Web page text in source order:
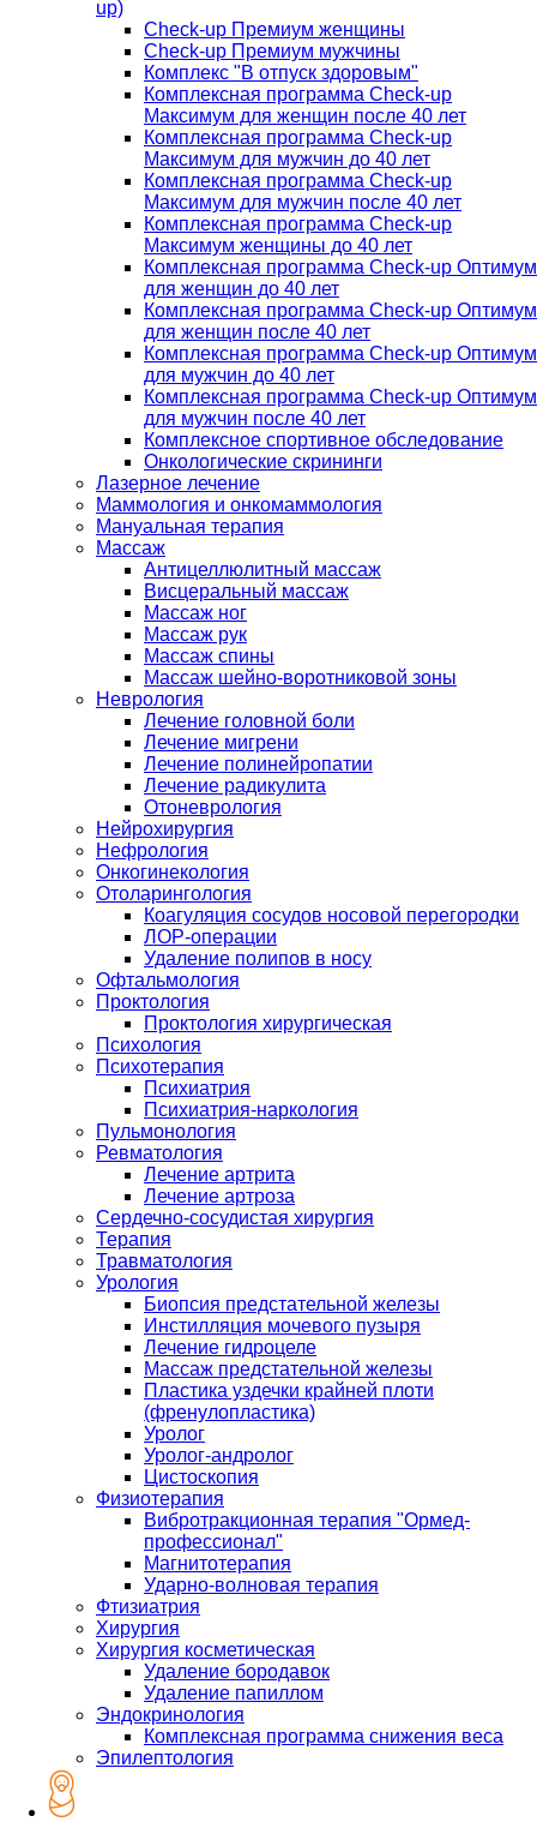
up)
Check-up Премиум женщины
Check-up Премиум мужчины
Комплекс "В отпуск здоровым"
Комплексная программа Check-up
Максимум для женщин после 40 лет
Комплексная программа Check-up
Максимум для мужчин до 40 лет
Комплексная программа Check-up
Максимум для мужчин после 40 лет
Комплексная программа Check-up
Максимум женщины до 40 лет
Комплексная программа Check-up Оптимум
для женщин до 40 лет
Комплексная программа Check-up Оптимум
для женщин после 40 лет
Комплексная программа Check-up Оптимум
для мужчин до 40 лет
Комплексная программа Check-up Оптимум
для мужчин после 40 лет
Комплексное спортивное обследование
Онкологические скрининги
Лазерное лечение
Маммология и онкомаммология
Мануальная терапия
Массаж
Антицеллюлитный массаж
Висцеральный массаж
Массаж ног
Массаж рук
Массаж спины
Массаж шейно-воротниковой зоны
Неврология
Лечение головной боли
Лечение мигрени
Лечение полинейропатии
Лечение радикулита
Отоневрология
Нейрохирургия
Нефрология
Онкогинекология
Отоларингология
Коагуляция сосудов носовой перегородки
ЛОР-операции
Удаление полипов в носу
Офтальмология
Проктология
Проктология хирургическая
Психология
Психотерапия
Психиатрия
Психиатрия-наркология
Пульмонология
Ревматология
Лечение артрита
Лечение артроза
Сердечно-сосудистая хирургия
Терапия
Травматология
Урология
Биопсия предстательной железы
Инстилляция мочевого пузыря
Лечение гидроцеле
Массаж предстательной железы
Пластика уздечки крайней плоти
(френулопластика)
Уролог
Уролог-андролог
Цистоскопия
Физиотерапия
Вибротракционная терапия "Ормед-
профессионал"
Магнитотерапия
Ударно-волновая терапия
Фтизиатрия
Хирургия
Хирургия косметическая
Удаление бородавок
Удаление папиллом
Эндокринология
Комплексная программа снижения веса
Эпилептология